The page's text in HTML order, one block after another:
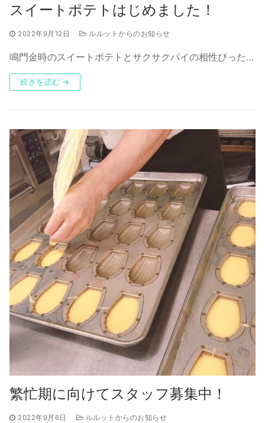
スイートポテトはじめました！
2022年9月12日 ルルットからのお知らせ
鳴門金時のスイートポテトとサクサクパイの相性ぴった…
続きを読む →
繁忙期に向けてスタッフ募集中！
2022年9月6日 ルルットからのお知らせ